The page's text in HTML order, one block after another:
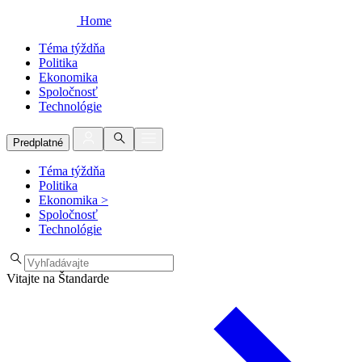
Home
Téma týždňa
Politika
Ekonomika
Spoločnosť
Technológie
Predplatné
Téma týždňa
Politika
Ekonomika >
Spoločnosť
Technológie
Vitajte na Štandarde